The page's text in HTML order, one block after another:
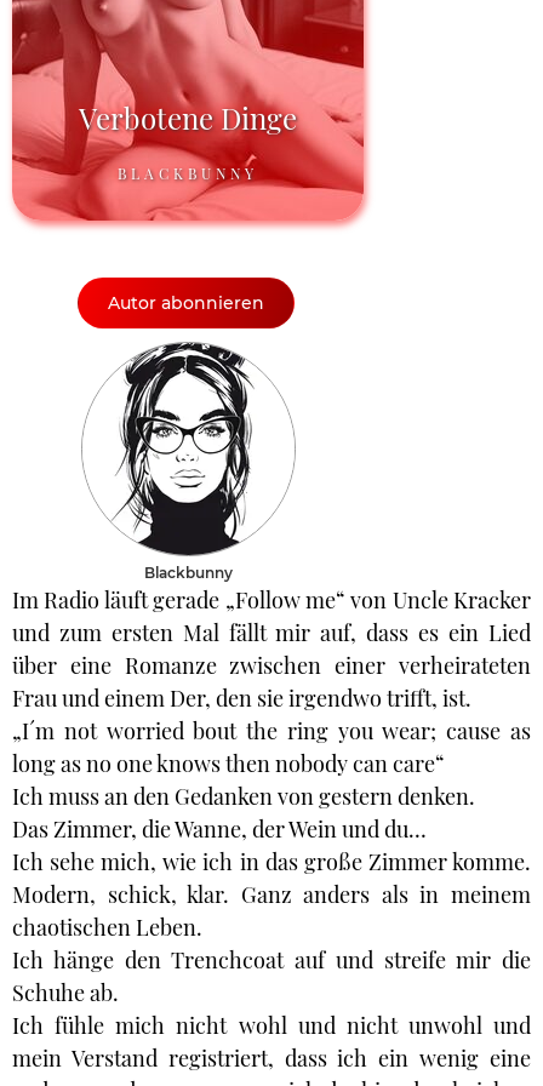
Verbotene Dinge
BLACKBUNNY
Autor abonnieren
Blackbunny
Im Radio läuft gerade „Follow me“ von Uncle Kracker
und zum ersten Mal fällt mir auf, dass es ein Lied
über eine Romanze zwischen einer verheirateten
Frau und einem Der, den sie irgendwo trifft, ist.
„I´m not worried bout the ring you wear; cause as
long as no one knows then nobody can care“
Ich muss an den Gedanken von gestern denken.
Das Zimmer, die Wanne, der Wein und du…
Ich sehe mich, wie ich in das große Zimmer komme.
Modern, schick, klar. Ganz anders als in meinem
chaotischen Leben.
Ich hänge den Trenchcoat auf und streife mir die
Schuhe ab.
Ich fühle mich nicht wohl und nicht unwohl und
mein Verstand registriert, dass ich ein wenig eine